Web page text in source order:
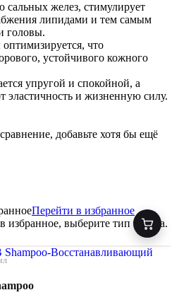
желез, стимулирует
липидами и тем самым
головы.
что
устойчивого кожного
упругой и спокойной, а
эластичность и жизненную силу.
добавьте хотя бы ещё
Перейти в избранное
избранное, выберите тип товара.